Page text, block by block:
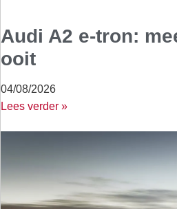
Audi A2 e-tron:
ooit
04/08/2026
Lees verder »